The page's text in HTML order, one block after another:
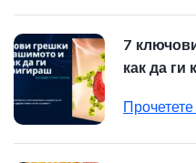
7
как да ги